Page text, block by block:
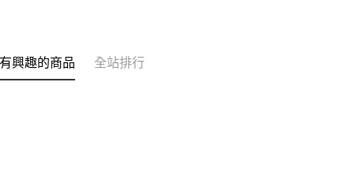
興趣的商品 全站排行